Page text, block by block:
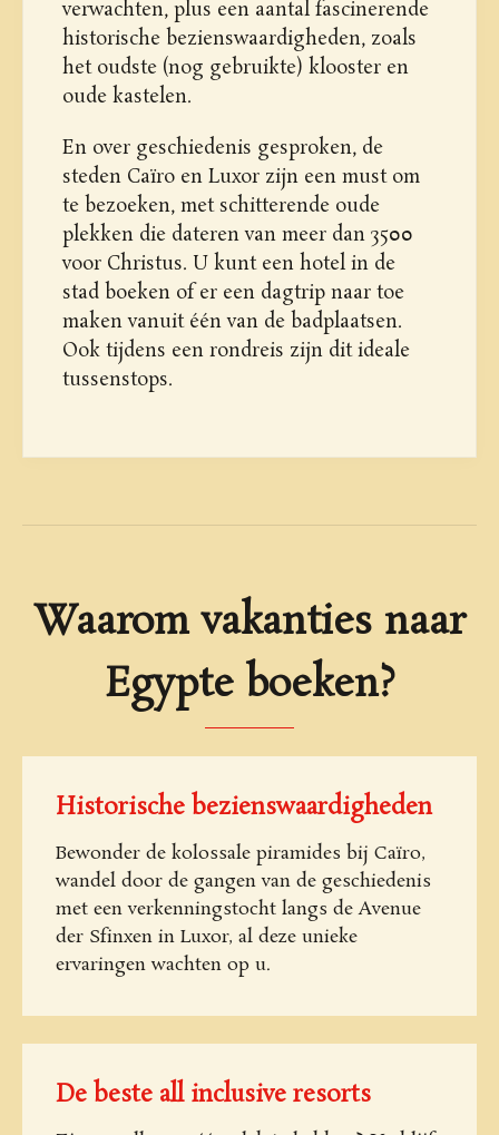
verwachten, plus een aantal fascinerende
historische bezienswaardigheden, zoals
het oudste (nog gebruikte) klooster en
oude kastelen.
En over geschiedenis gesproken, de
steden Caïro en Luxor zijn een must om
te bezoeken, met schitterende oude
plekken die dateren van meer dan 3500
voor Christus. U kunt een hotel in de
stad boeken of er een dagtrip naar toe
maken vanuit één van de badplaatsen.
Ook tijdens een rondreis zijn dit ideale
tussenstops.
Waarom vakanties naar
Egypte boeken?
Historische bezienswaardigheden
Bewonder de kolossale piramides bij Caïro,
wandel door de gangen van de geschiedenis
met een verkenningstocht langs de Avenue
der Sfinxen in Luxor, al deze unieke
ervaringen wachten op u.
De beste all inclusive resorts